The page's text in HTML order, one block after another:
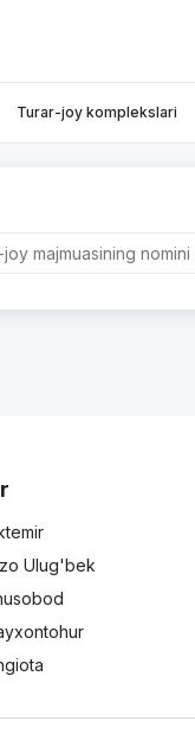
Turar-joy komplekslari
Ulug'bek